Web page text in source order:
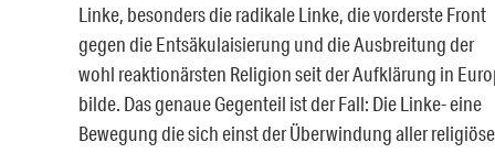
Linke, besonders die radikale Linke, die vorderste Front
gegen die Entsäkulaisierung und die Ausbreitung der
wohl reaktionärsten Religion seit der Aufklärung in
bilde. Das genaue Gegenteil ist der Fall: Die Linke- eine
Bewegung die sich einst der Überwindung aller